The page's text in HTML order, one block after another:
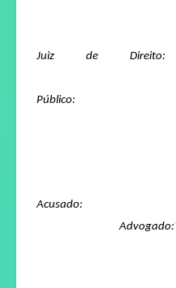
Juiz de Direito:
Público:
Acusado: